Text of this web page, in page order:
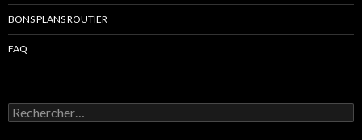
BONS PLANS ROUTIER
FAQ
Rechercher :